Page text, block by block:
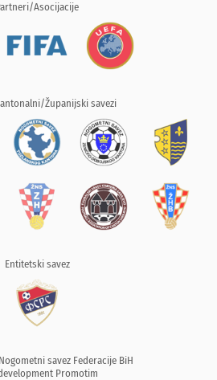
Asocijacije
Županijski savezi
Entitetski savez
savez Federacije BiH
Promotim